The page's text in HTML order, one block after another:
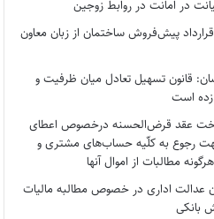
در امانت در روابط زوجین
پیش‌فروش ساختمان از زبان معاون
قانون تسهیل تعادل میان ظرفیت و
زده است
۹ فُرم یکنواخت عقد قرض‌الحسنه درخصوص اعطای
رجوع به کلّیه حساب‌های مشتری و
مطالبات از اموال آنها
عدالت اداری در خصوص مطالبه مالیات
بانکی